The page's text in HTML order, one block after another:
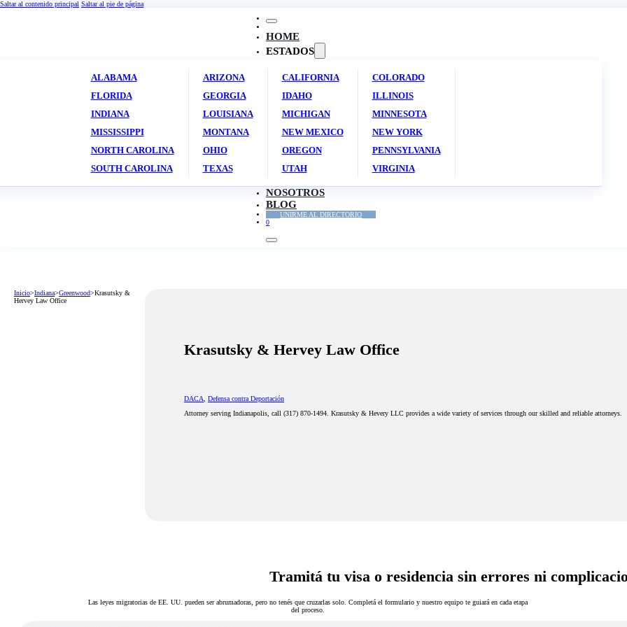
Saltar al contenido principal Saltar al pie de página
HOME
ESTADOS
ALABAMA ARIZONA CALIFORNIA
COLORADO
FLORIDA
GEORGIA IDAHO
ILLINOIS
INDIANA
LOUISIANA MICHIGAN
MINNESOTA
MISSISSIPPI
MONTANA NEW MEXICO
NEW YORK
NORTH CAROLINA
OHIO OREGON
PENNSYLVANIA
SOUTH CAROLINA
TEXAS UTAH VIRGINIA
NOSOTROS
BLOG
UNIRME AL DIRECTORIO
0
Inicio>Indiana>Greenwood>Krasutsky &
Hervey Law Office
Krasutsky & Hervey Law Office
DACA, Defensa contra Deportación
Attorney serving Indianapolis, call (317) 870-1494. Krasutsky & Hevery LLC provides a wide variety of services through our skilled and reliable attorneys.
Tramitá tu visa o residencia sin errores ni
Las leyes migratorias de EE. UU. pueden ser abrumadoras, pero no tenés que cruzarlas solo. Completá el formulario y nuestro equipo te guiará en cada etapa
del proceso.